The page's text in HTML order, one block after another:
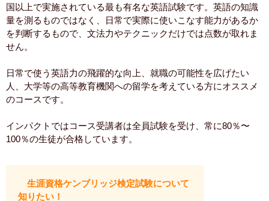
国以上で実施されている最も有名な英語試験です。英語の知識
量を測るものではなく、日常で実際に使いこなす能力があるか
を判断するもので、文法力やテクニックだけでは点数が取れま
せん。
日常で使う英語力の飛躍的な向上、就職の可能性を広げたい
人、大学等の高等教育機関への留学を考えている方にオススメ
のコースです。
インパクトではコース受講者は全員試験を受け、常に80％〜
100％の生徒が合格しています。
生涯資格ケンブリッジ検定試験について
知りたい！